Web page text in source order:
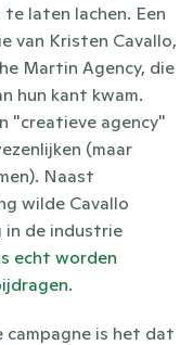
laten lachen. Een
van Kristen Cavallo,
Martin Agency, die
hun kant kwam.
"creatieve agency"
(maar
Naast
wilde Cavallo
in de industrie
echt worden
.
campagne is het dat